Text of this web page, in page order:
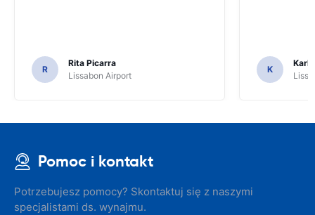
R
Rita Picarra
Lissabon Airport
K
Karl
Pomoc i kontakt
Potrzebujesz pomocy? Skontaktuj się z naszymi
specjalistami ds. wynajmu.